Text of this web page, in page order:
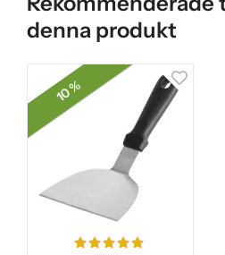
denna produkt
10 %